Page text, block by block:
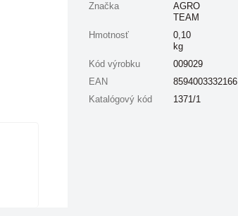
Značka
AGRO
TEAM
Hmotnosť
0,10
kg
Kód výrobku
009029
EAN
8594003332166
Katalógový kód
1371/1